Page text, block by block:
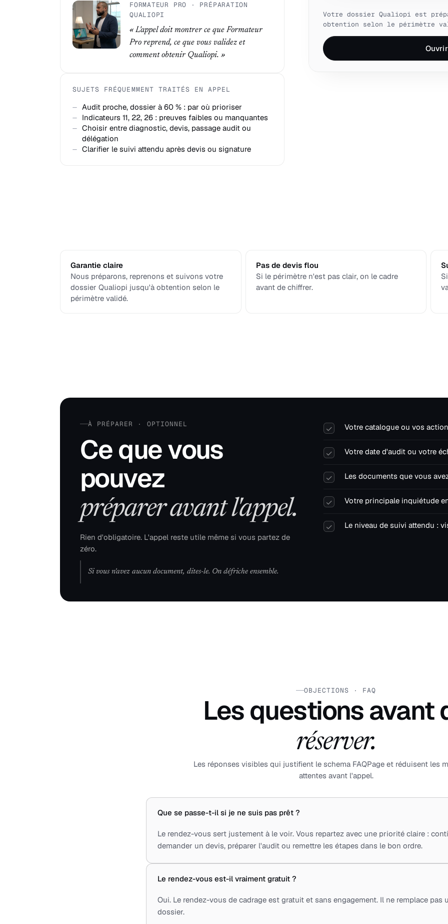
FORMATEUR PRO · PRÉPARATION
QUALIOPI
« L'appel doit montrer ce que Formateur
Pro reprend, ce que vous validez et
comment obtenir Qualiopi. »
SUJETS FRÉQUEMMENT TRAITÉS EN APPEL
Audit proche, dossier à 60 % : par où prioriser
Indicateurs 11, 22, 26 : preuves faibles ou manquantes
Choisir entre diagnostic, devis, passage audit ou
délégation
Clarifier le suivi attendu après devis ou signature
Votre dossier Qualiopi est
obtention selon le périmètre
Garantie claire
Nous préparons, reprenons et suivons votre
dossier Qualiopi jusqu'à obtention selon le
périmètre validé.
Pas de devis flou
Si le périmètre n'est pas clair, on le cadre
avant de chiffrer.
À PRÉPARER · OPTIONNEL
Ce que vous
pouvez
préparer avant l'appel.
Rien d'obligatoire. L'appel reste utile même si vous partez de
zéro.
Si vous n'avez aucun document, dites-le. On défriche ensemble.
✓ Votre catalogue ou vos
✓ Votre date d'audit ou votre
✓ Les documents que vous
✓ Votre principale inquiétude
✓ Le niveau de suivi attendu :
OBJECTIONS · FAQ
Les questions avant
réserver.
Les réponses visibles qui justifient le schema FAQPage et réduisent les
attentes avant l'appel.
Que se passe-t-il si je ne suis pas prêt ?
Le rendez-vous sert justement à le voir. Vous repartez avec une priorité claire :
demander un devis, préparer l'audit ou remettre les étapes dans le bon ordre.
Le rendez-vous est-il vraiment gratuit ?
Oui. Le rendez-vous de cadrage est gratuit et sans engagement. Il ne remplace pas
dossier.